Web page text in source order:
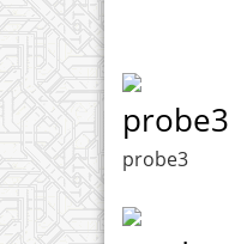
probe3
probe3